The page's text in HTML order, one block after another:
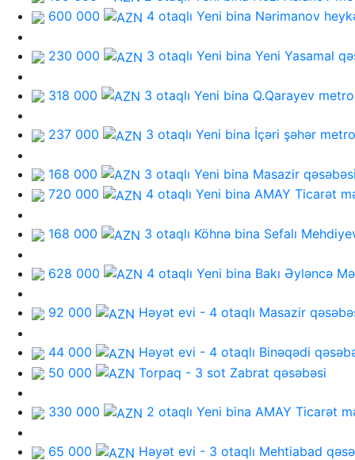
600 000
4 otaqlı Yeni bina Nərimanov
230 000 3 otaqlı Yeni bina Yeni Yasamal
318 000 3 otaqlı Yeni bina Q.Qarayev
237 000 3 otaqlı Yeni bina İçəri şəhər
168 000 3 otaqlı Yeni bina Masazir
720 000
4 otaqlı Yeni bina AMAY Ticarət
168 000 3 otaqlı Köhnə bina Sefalı
628 000 4 otaqlı Yeni bina Bakı Əyləncə
92 000 Həyət evi - 4 otaqlı Masazir
44 000 Həyət evi - 4 otaqlı Binəqədi
50 000
Torpaq - 3 sot Zabrat qəsəbəsi
330 000 2 otaqlı Yeni bina AMAY Ticarət
65 000 Həyət evi - 3 otaqlı Mehtiabad